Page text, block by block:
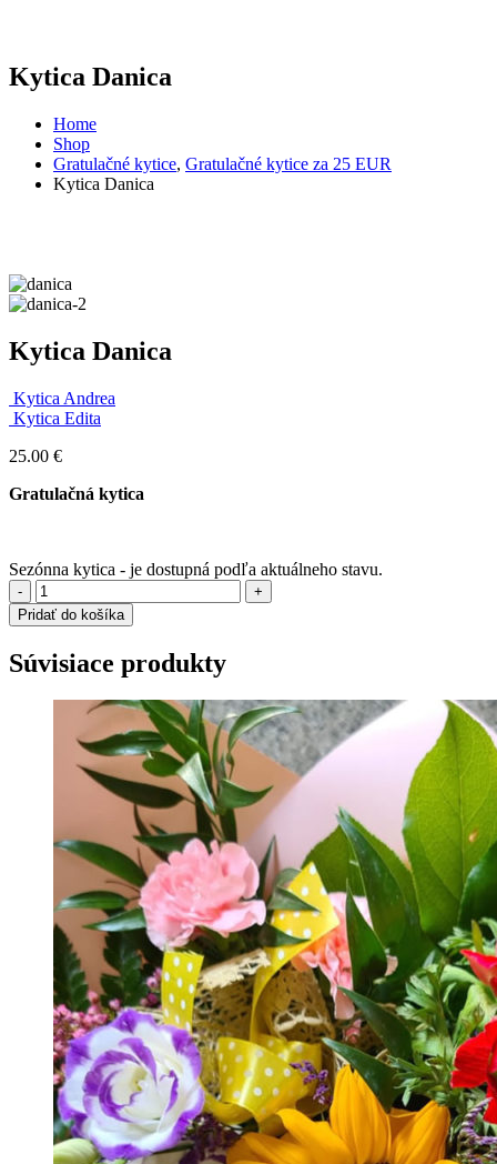
Kytica Danica
Home
Shop
Gratulačné kytice, Gratulačné kytice za 25 EUR
Kytica Danica
Kytica Danica
Kytica Andrea
Kytica Edita
25.00 €
Gratulačná kytica
Sezónna kytica - je dostupná podľa aktuálneho stavu.
-
+
Pridať do košíka
Súvisiace produkty